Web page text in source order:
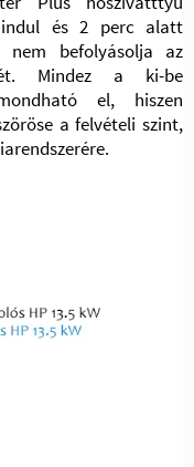
indul és 2 perc alatt
nem befolyásolja az
Mindez a ki-be
el, hiszen
a felvételi szint,